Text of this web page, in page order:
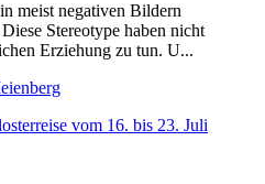
meist neg­a­tiv­en Bildern
Stereo­type haben nicht
Erziehung zu tun. U...